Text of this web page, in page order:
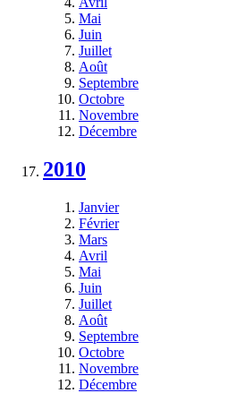
Mai
Juin
Juillet
Août
Septembre
Octobre
Novembre
Décembre
2010
Janvier
Février
Mars
Avril
Mai
Juin
Juillet
Août
Septembre
Octobre
Novembre
Décembre